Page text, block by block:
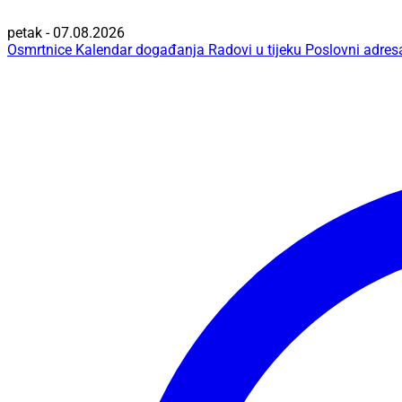
petak - 07.08.2026
Osmrtnice Kalendar događanja Radovi u tijeku Poslovni